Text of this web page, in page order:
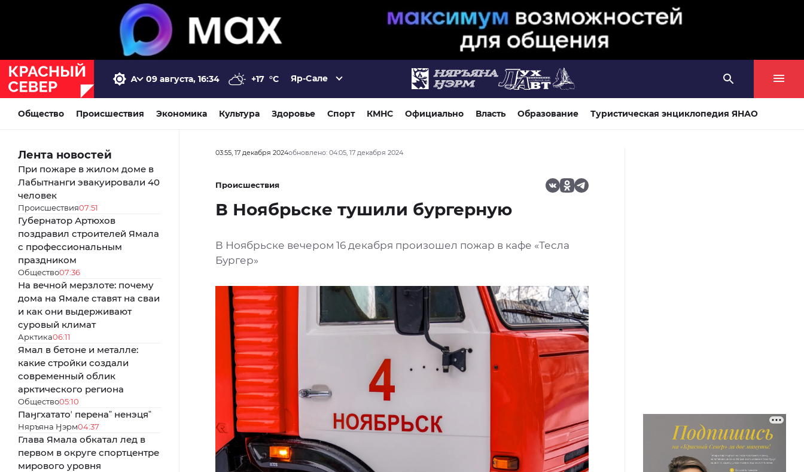
09 августа, 16:34 +17 °C Яр-Сале
Общество Происшествия Экономика Культура Здоровье Спорт КМНС Официально Власть Образование Туристическая энциклопедия ЯНАО
Лента новостей
При пожаре в жилом доме в
Лабытнанги эвакуировали 40
человек
Происшествия07:51
Губернатор Артюхов
поздравил строителей Ямала
с профессиональным
праздником
Общество07:36
На вечной мерзлоте: почему
дома на Ямале ставят на сваи
и как они выдерживают
суровый климат
Арктика06:11
Ямал в бетоне и металле:
какие стройки создали
современный облик
арктического региона
Общество05:10
Паӈгхататоʼ перенаˮ ненэцяˮ
Няръяна Ӈэрм04:37
Глава Ямала обкатал лед в
первом в округе спортцентре
мирового уровня
03:55, 17 декабря 2024обновлено: 04:05, 17 декабря 2024
Происшествия
В Ноябрьске тушили бургерную
В Ноябрьске вечером 16 декабря произошел пожар в кафе «Тесла
Бургер»